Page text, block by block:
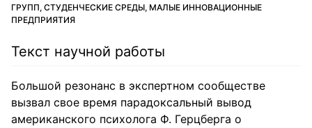
ГРУПП, СТУДЕНЧЕСКИЕ СРЕДЫ, МАЛЫЕ ИННОВАЦИОННЫЕ
ПРЕДПРИЯТИЯ
Текст научной работы
Большой резонанс в экспертном сообществе
вызвал свое время парадоксальный вывод
американского психолога Ф. Герцберга о